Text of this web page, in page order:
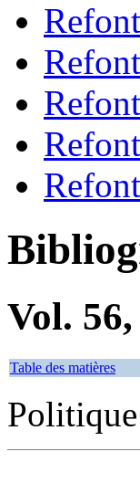
Vol.
Table des matières